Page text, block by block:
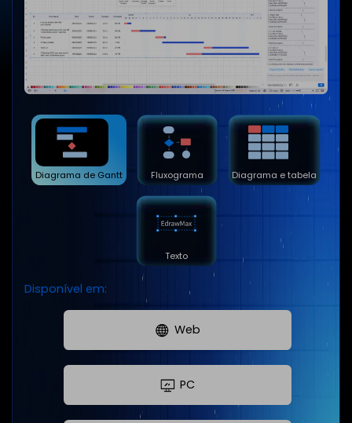
Diagrama de Gantt Fluxograma Diagrama e tabela
Texto
Disponível em:
Web
PC